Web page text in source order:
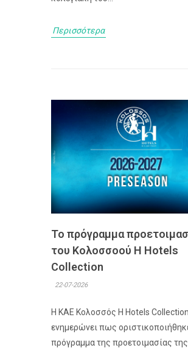
Περισσότερα
Το πρόγραμμα
του Κολοσσoού H Hotels
Collection
22-07-2026
Η ΚΑΕ Κολοσσός H Hotels Collection
ενημερώνει πως
πρόγραμμα της προετοιμασίας